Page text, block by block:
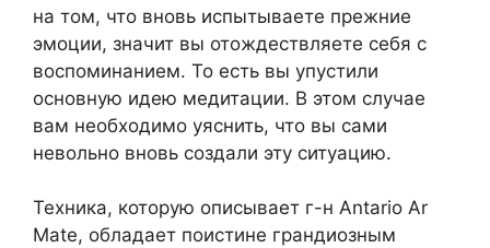
на том, что вновь испытываете прежние
эмоции, значит вы отождествляете себя с
воспоминанием. То есть вы упустили
основную идею медитации. В этом случае
вам необходимо уяснить, что вы сами
невольно вновь создали эту ситуацию.
Техника, которую описывает г-н Antario Ar
Mate, обладает поистине грандиозным